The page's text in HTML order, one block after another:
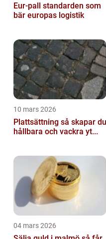
Eur-pall standarden som
bär europas logistik
10 mars 2026
Plattsättning så skapar du
hållbara och vackra yt...
04 mars 2026